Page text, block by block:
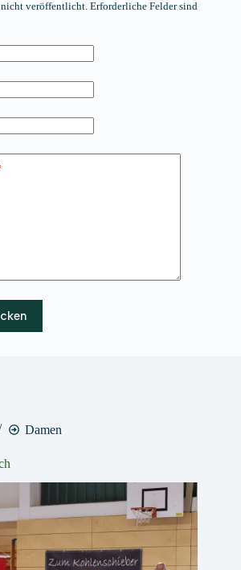
veröffentlicht. Erforderliche Felder sind
Damen